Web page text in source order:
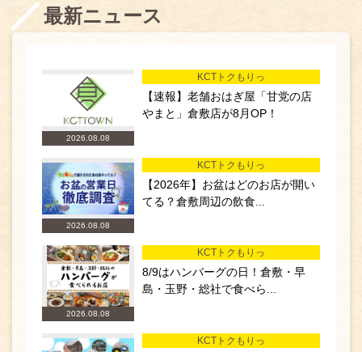
最新ニュース
2026.08.08
KCTトクもりっ
【速報】老舗おはぎ屋「甘党の店
やまと」倉敷店が8月OP！
2026.08.08
KCTトクもりっ
【2026年】お盆はどのお店が開い
てる？倉敷周辺の飲食...
2026.08.08
KCTトクもりっ
8/9はハンバーグの日！倉敷・早
島・玉野・総社で食べら...
KCTトクもりっ